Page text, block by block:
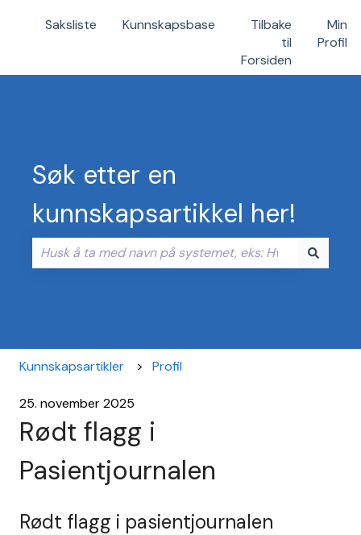
Saksliste Kunnskapsbase
Tilbake
til
Forsiden
Min
Profil
Søk etter en
kunnskapsartikkel her!
Kunnskapsartikler Profil
25. november 2025
Rødt flagg i
Pasientjournalen
Rødt flagg i pasientjournalen